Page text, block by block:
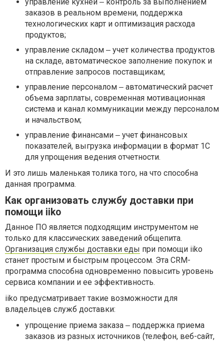
заказов в реальном времени, поддержка
технологических карт и оптимизация расхода
продуктов;
управление складом ‒ учет количества продуктов
на складе, автоматическое заполнение покупок и
отправление запросов поставщикам;
управление персоналом ‒ автоматический расчет
объема зарплаты, современная мотивационная
система и канал коммуникации между персоналом
и начальством;
управление финансами ‒ учет финансовых
показателей, выгрузка информации в формат 1С
для упрощения ведения отчетности.
И это лишь маленькая толика того, на что способна
данная программа.
Как организовать службу доставки при
помощи iiko
Данное ПО является подходящим инструментом не
только для классических заведений общепита.
Организация службы доставки еды при помощи iiko
станет простым и быстрым процессом. Эта CRM-
программа способна одновременно повысить уровень
сервиса компании и ее эффективность.
iiko предусматривает такие возможности для
владельцев служб доставки:
упрощение приема заказа ‒ поддержка приема
заказов из разных источников (телефон, веб-сайт,